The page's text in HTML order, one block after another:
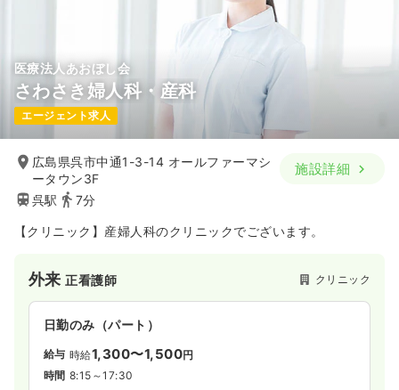
医療法人あおぼし会
さわさき婦人科・産科
エージェント求人
広島県呉市中通1-3-14 オールファーマシ
ータウン3F
呉駅
7分
施設詳細
【クリニック】産婦人科のクリニックでございます。
外来正看護師 クリニック
日勤のみ（パート）
給与 時給1,300〜1,500円
時間 8:15～17:30